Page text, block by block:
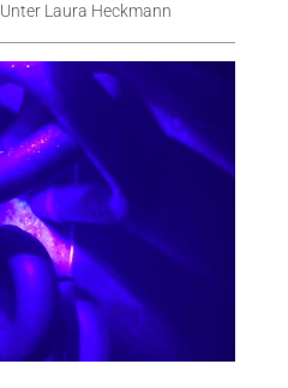
UnterLaura Heckmann